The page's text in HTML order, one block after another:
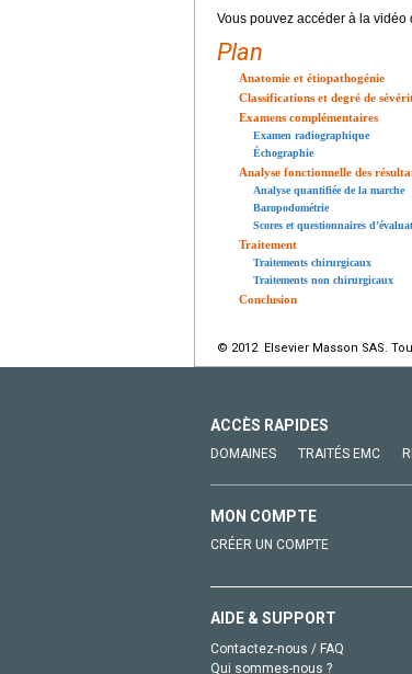
Vous pouvez accéder à la
Plan
Anatomie et étiopathogénie
Classifications et degré de
Examens complémentaires
Examen radiographique
Échographie
Analyse fonctionnelle des
Analyse quantifiée de la marche
Baropodométrie
Scores et questionnaires
Traitement
Traitements chirurgicaux
Traitements non chirurgicaux
Conclusion
© 2012 Elsevier Masson SAS.
ACCÈS RAPIDES
DOMAINES TRAITÉS EMC
MON COMPTE
CRÉER UN COMPTE
AIDE & SUPPORT
Contactez-nous / FAQ
Qui sommes-nous ?